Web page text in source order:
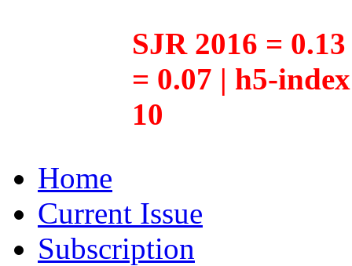
SJR 2016 =
= 0.07 | h5-
10
Home
Current Issue
Subscription